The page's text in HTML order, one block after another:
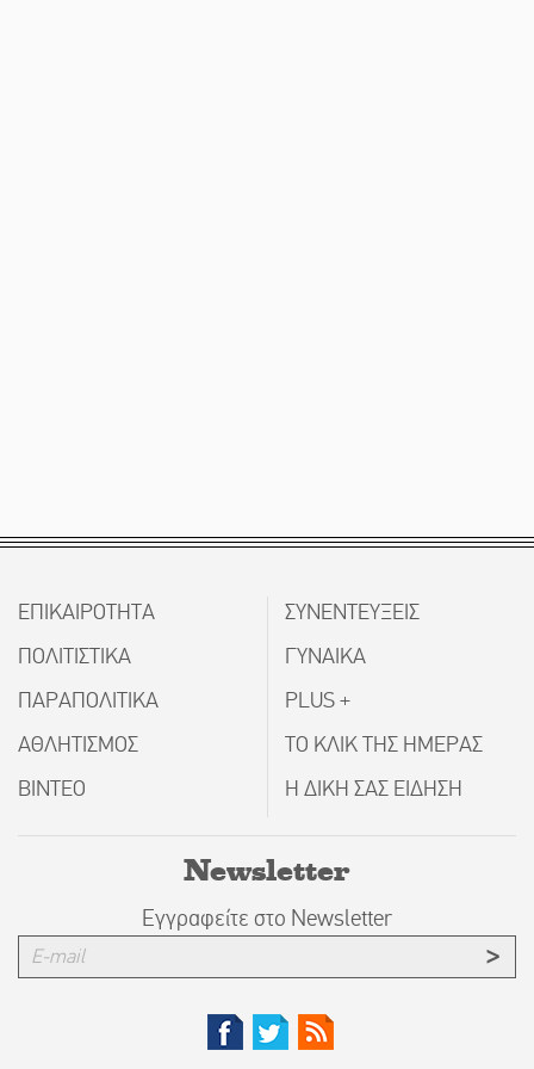
ΕΠΙΚΑΙΡΟΤΗΤΑ
ΠΟΛΙΤΙΣΤΙΚΑ
ΠΑΡΑΠΟΛΙΤΙΚΑ
ΑΘΛΗΤΙΣΜΟΣ
ΒΙΝΤΕΟ
ΣΥΝΕΝΤΕΥΞΕΙΣ
ΓΥΝΑΙΚΑ
PLUS +
ΤΟ ΚΛΙΚ ΤΗΣ ΗΜΕΡΑΣ
Η ΔΙΚΗ ΣΑΣ ΕΙΔΗΣΗ
Newsletter
Εγγραφείτε στο Newsletter